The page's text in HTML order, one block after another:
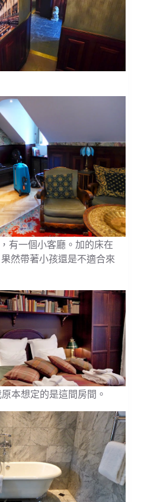
有一個小客廳。加的床在
然帶著小孩還是不適合來
本想定的是這間房間。